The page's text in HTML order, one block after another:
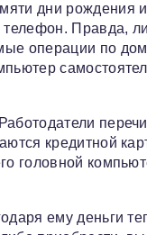
дни рождения
Правда,
операции по
кредитной
головной
ему деньги